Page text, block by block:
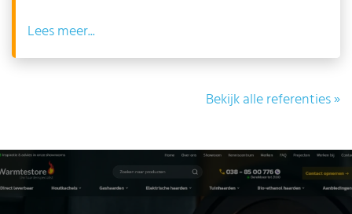
Lees
Bekijk alle referenties »